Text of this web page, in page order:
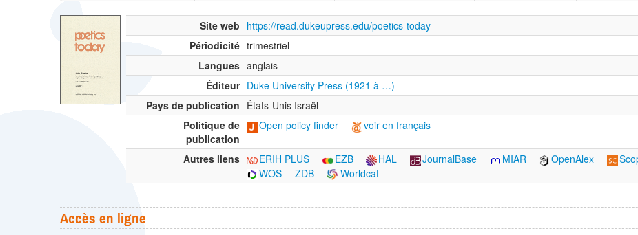
Site web https://read.dukeupress.edu/poetics-today
Périodicité trimestriel
Langues anglais
Éditeur Duke University Press (1921 à …)
Pays de publication États-Unis Israël
Politique de
publication
Open policy finder voir en français
Autres liens ERIH PLUS EZB HAL JournalBase MIAR OpenAlex
WOS
ZDB Worldcat
Accès en ligne